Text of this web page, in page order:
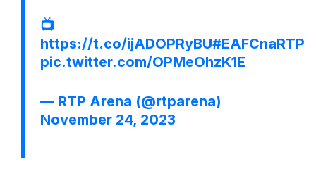
📺
https://t.co/ijADOPRyBU#EAFCnaRTP
pic.twitter.com/OPMeOhzK1E
— RTP Arena (@rtparena)
November 24, 2023